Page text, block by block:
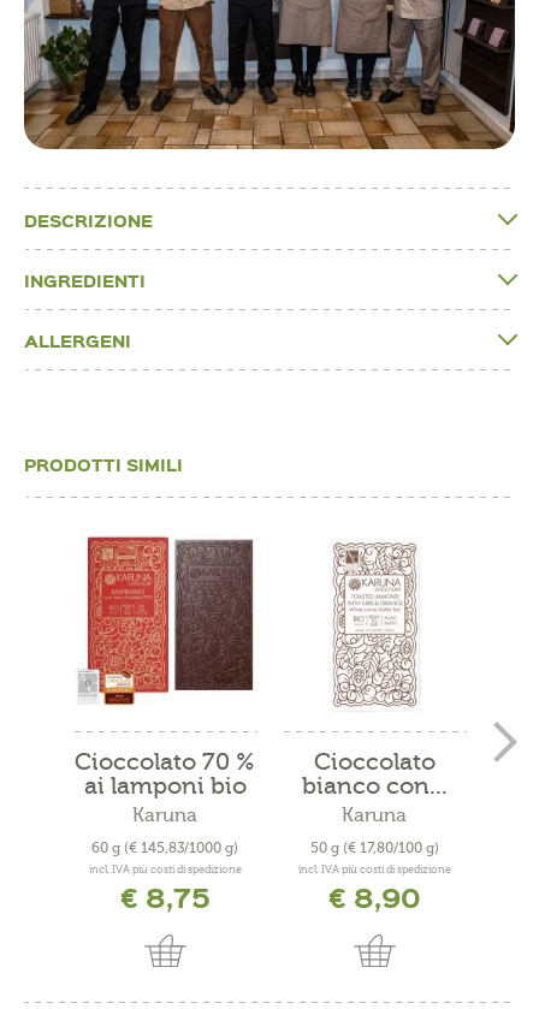
DESCRIZIONE
INGREDIENTI
ALLERGENI
PRODOTTI SIMILI
Cioccolato 70 %
ai lamponi bio
Karuna
60 g (€ 145,83/1000 g)
incl. IVA più costi di spedizione
€ 8,75
Cioccolato
bianco con...
Karuna
50 g (€ 17,80/100 g)
incl. IVA più costi di spedizione
€ 8,90